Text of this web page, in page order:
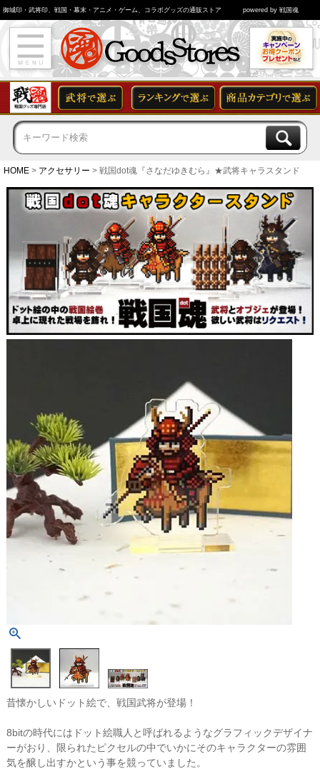
御城印・武将印、戦国・幕末・アニメ・ゲーム、コラボグッズの通販ストア powered by 戦国魂
HOME アクセサリー 戦国dot魂『さなだゆきむら』★武将キャラスタンド
昔懐かしいドット絵で、戦国武将が登場！
8bitの時代にはドット絵職人と呼ばれるようなグラフィックデザイナ
ーがおり、限られたピクセルの中でいかにそのキャラクターの雰囲
気を醸し出すかという事を競っていました。